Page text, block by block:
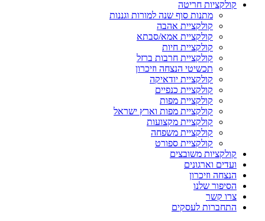
קולקציות חריטה
מתנות סוף שנה למורות וגננות
קולקציית אהבה
קולקציית אמא/סבתא
קולקציית חיות
קולקציית חרבות ברזל
תכשיטי הנצחה וזיכרון
קולקציית יודאיקה
קולקציית כנפיים
קולקציית מפות
קולקציית מפות וארץ ישראל
קולקציית מקצועות
קולקציית משפחה
קולקציית ספורט
קולקציות משובצים
ועדים וארגונים
הנצחה וזיכרון
הסיפור שלנו
צרו קשר
התחברות לעסקים